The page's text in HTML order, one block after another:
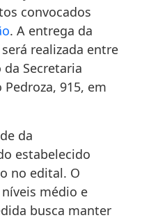
convocados
. A entrega da
realizada entre
Secretaria
915, em
da
estabelecido
no edital. O
médio e
busca manter